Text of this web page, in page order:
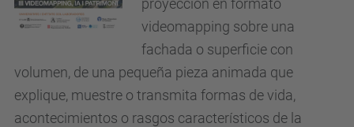
proyección en formato
videomapping sobre una
fachada o superficie con
volumen, de una pequeña pieza animada que
explique, muestre o transmita formas de vida,
acontecimientos o rasgos característicos de la